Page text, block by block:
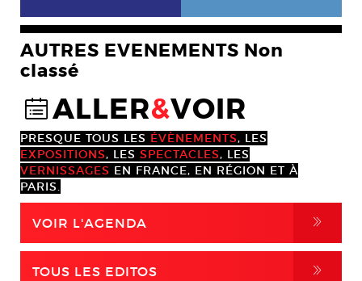
AUTRES EVENEMENTS Non
classé
@ALLER&VOIR
PRESQUE TOUS LES ÉVÈNEMENTS, LES
EXPOSITIONS, LES SPECTACLES, LES
VERNISSAGES EN FRANCE, EN RÉGION ET À
PARIS.
VOIR L'AGENDA ,
TOUS LES EDITOS ,